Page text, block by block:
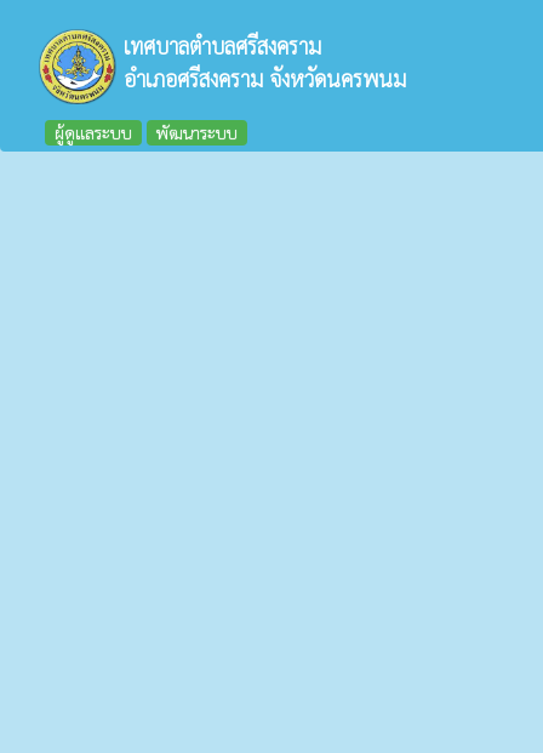
เทศบาลตำบลศรีสงคราม
อำเภอศรีสงคราม จังหวัดนครพนม
ผู้ดูแลระบบ พัฒนาระบบ